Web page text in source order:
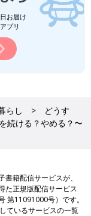
お届け
プリ
らし
どうす
続ける？やめる？〜
籍配信サービスが、
た正規版配信サービス
第11091000号）です。
ているサービスの一覧